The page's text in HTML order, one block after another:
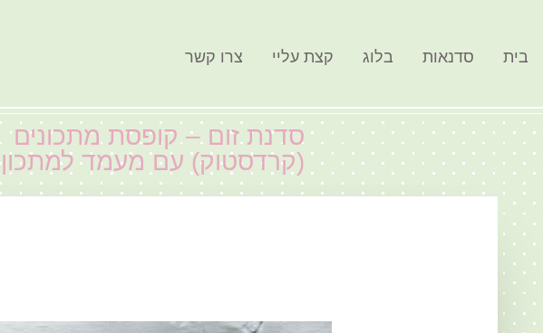
בית סדנאות בלוג קצת עליי צרו קשר
סדנת זום – קופסת מתכונים
(קרדסטוק) עם מעמד למתכון